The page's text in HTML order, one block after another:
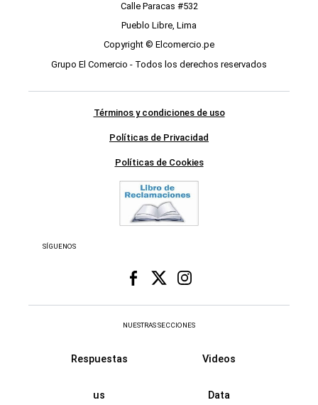
Calle Paracas #532
Pueblo Libre, Lima
Copyright © Elcomercio.pe
Grupo El Comercio - Todos los derechos reservados
Términos y condiciones de uso
Políticas de Privacidad
Políticas de Cookies
SÍGUENOS
NUESTRAS SECCIONES
Respuestas Videos
us Data